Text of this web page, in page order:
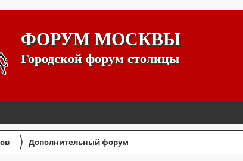
ФОРУМ МОСКВЫ
Городской форум столицы
〉 Дополнительный форум